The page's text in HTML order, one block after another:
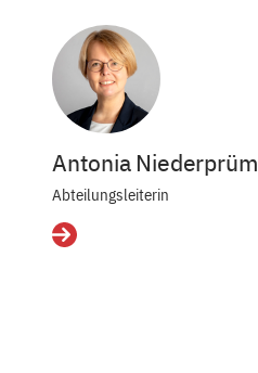
Antonia Niederprüm
Abteilungsleiterin
Details